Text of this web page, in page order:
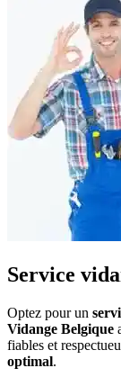
Service
Optez pour un
Vidange Belgique
fiables et
optimal.